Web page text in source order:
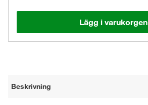
Lägg i varukorgen
Beskrivning